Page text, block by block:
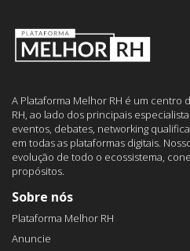
A Plataforma Melhor RH é um centro
RH, ao lado dos principais
eventos, debates, networking
em todas as plataformas digitais.
evolução de todo o ecossistema,
propósitos.
Sobre nós
Plataforma Melhor RH
Anuncie